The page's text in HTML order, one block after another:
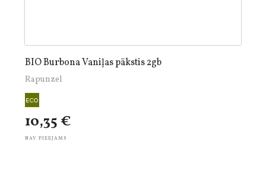
BIO Burbona Vaniļas pākstis 2gb
Rapunzel
10,35 €
NAV PIEEJAMS